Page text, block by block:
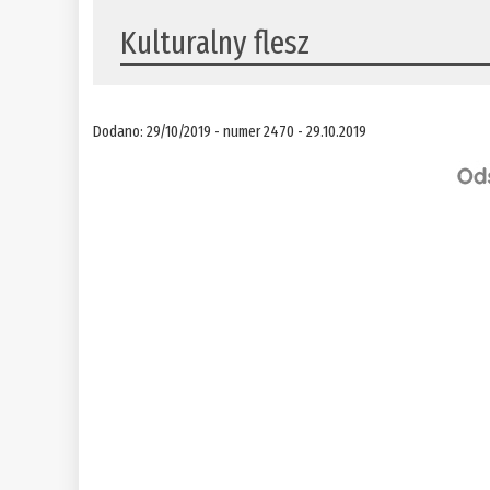
Kulturalny flesz
Dodano: 29/10/2019 - numer 2470 - 29.10.2019